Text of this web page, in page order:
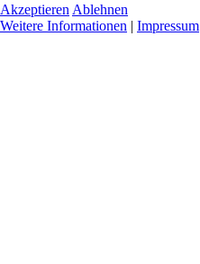
Akzeptieren Ablehnen
Weitere Informationen | Impressum